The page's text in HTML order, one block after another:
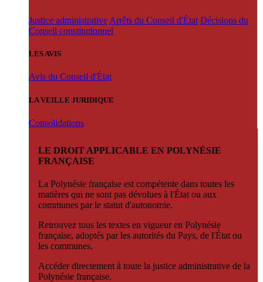
Justice administrative Arrêts du Conseil d'État Décisions du
Conseil constitutionnel
LES AVIS
Avis du Conseil d'État
LA VEILLE JURIDIQUE
Consolidations
LE DROIT APPLICABLE EN POLYNÉSIE
FRANÇAISE
La Polynésie française est compétente dans toutes les
matières qui ne sont pas dévolues à l'État ou aux
communes par le statut d'autonomie.
Retrouvez tous les textes en vigueur en Polynésie
française, adoptés par les autorités du Pays, de l'État ou
les communes.
Accéder directement à toute la justice administrative de la
Polynésie française.